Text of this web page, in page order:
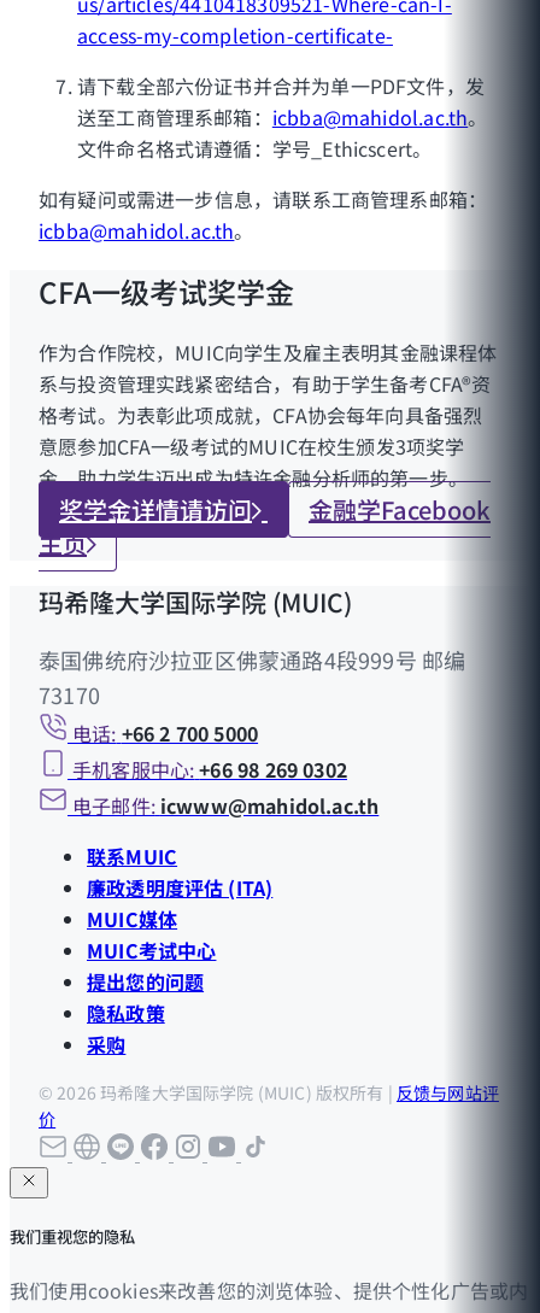
access-my-completion-certificate-
请下载全部六份证书并合并为单一PDF文件，发
送至工商管理系邮箱： icbba@mahidol.ac.th。
文件命名格式请遵循：学号_Ethicscert。
如有疑问或需进一步信息，请联系工商管理系邮箱：
icbba@mahidol.ac.th。
CFA一级考试奖学金
作为合作院校，MUIC向学生及雇主表明其金融课程体
系与投资管理实践紧密结合，有助于学生备考CFA®资
格考试。为表彰此项成就，CFA协会每年向具备强烈
意愿参加CFA一级考试的MUIC在校生颁发3项奖学
金，助力学生迈出成为特许金融分析师的第一步。
奖学金详情请访问
金融学Facebook
主页
玛希隆大学国际学院 (MUIC)
泰国佛统府沙拉亚区佛蒙通路4段999号 邮编
73170
电话: +66 2 700 5000
手机客服中心:+66 98 269 0302
电子邮件: icwww@mahidol.ac.th
联系MUIC
廉政透明度评估 (ITA)
MUIC媒体
MUIC考试中心
提出您的问题
隐私政策
采购
© 2026 玛希隆大学国际学院 (MUIC) 版权所有 | 反馈与网站评
价
我们重视您的隐私
我们使用cookies来改善您的浏览体验、提供个性化广告或内